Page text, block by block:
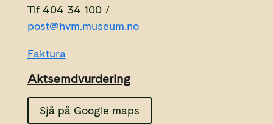
Tlf 404 34 100 /
post@hvm.museum.no
Faktura
Aktsemdvurdering
Sjå på Google maps